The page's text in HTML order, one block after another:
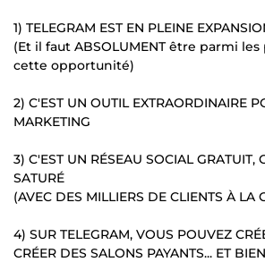
1) TELEGRAM EST EN PLEINE
(Et il faut ABSOLUMENT être parmi
cette opportunité)
2) C'EST UN OUTIL EXTRAORDINAIRE
MARKETING
3) C'EST UN RÉSEAU SOCIAL GRATUIT,
SATURÉ
(AVEC DES MILLIERS DE CLIENTS À LA
4) SUR TELEGRAM, VOUS POUVEZ
CRÉER DES SALONS PAYANTS... ET